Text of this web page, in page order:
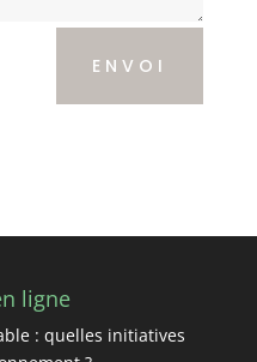
ENVOI
ligne
: quelles initiatives